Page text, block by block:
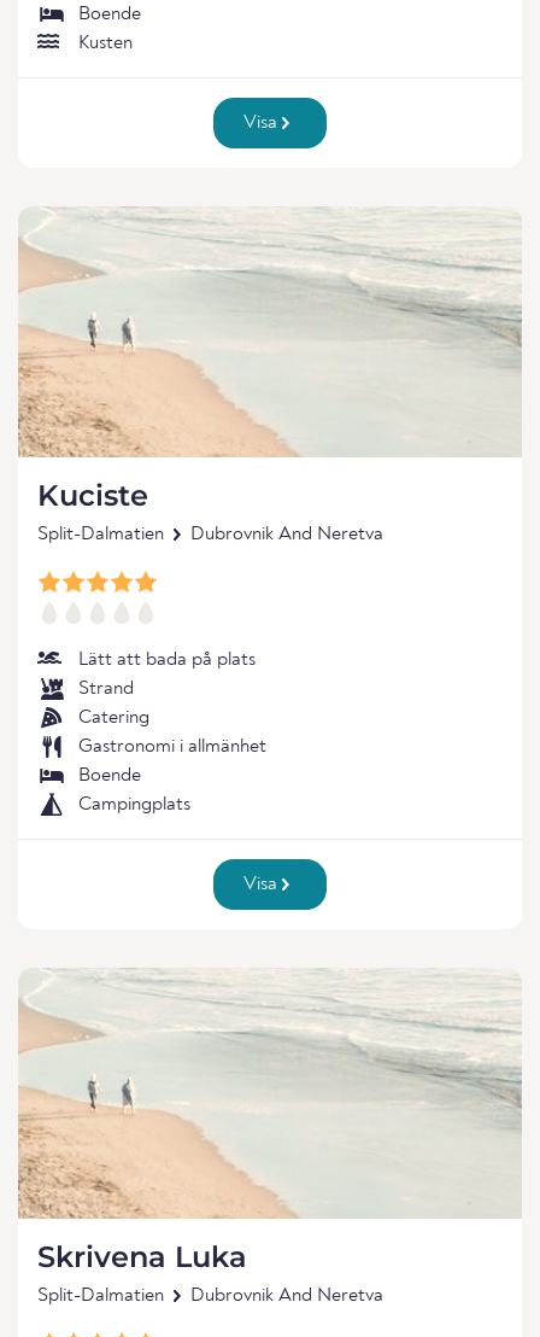
Boende
Kusten
Visa
Kuciste
Split-Dalmatien Dubrovnik And Neretva
Lätt att bada på plats
Strand
Catering
Gastronomi i allmänhet
Boende
Campingplats
Visa
Skrivena Luka
Split-Dalmatien Dubrovnik And Neretva